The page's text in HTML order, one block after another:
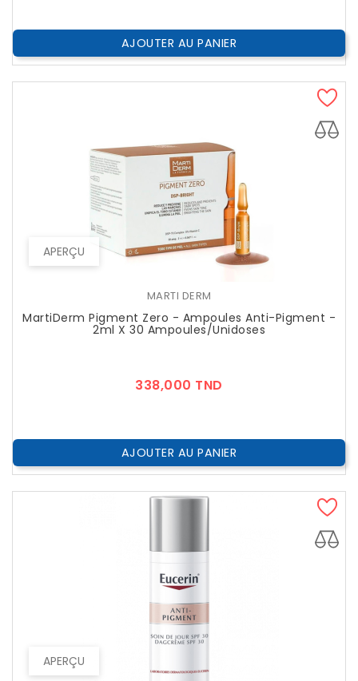
AJOUTER AU PANIER
APERÇU
MARTI DERM
MartiDerm Pigment Zero - Ampoules Anti-Pigment -
2ml X 30 Ampoules/unidoses
338,000 TND
AJOUTER AU PANIER
APERÇU